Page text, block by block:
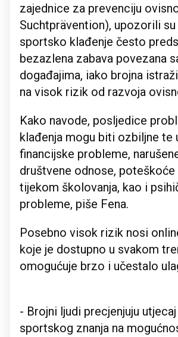
zajednice za prevenciju
Suchtprävention), upozorili su
sportsko klađenje često
bezazlena zabava povezana
događajima, iako brojna
na visok rizik od razvoja
Kako navode, posljedice
klađenja mogu biti ozbiljne te
financijske probleme,
društvene odnose, poteškoće
tijekom školovanja, kao i
probleme, piše Fena.
Posebno visok rizik nosi
koje je dostupno u svakom
omogućuje brzo i učestalo
- Brojni ljudi precjenjuju
sportskog znanja na